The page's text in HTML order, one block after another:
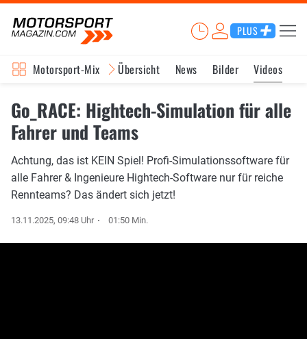
PLUS
Motorsport-Mix Übersicht News Bilder Videos
Go_RACE: Hightech-Simulation für alle
Fahrer und Teams
Achtung, das ist KEIN Spiel! Profi-Simulationssoftware für
alle Fahrer & Ingenieure Hightech-Software nur für reiche
Rennteams? Das ändert sich jetzt!
13.11.2025, 09:48 Uhr 01:50 Min.